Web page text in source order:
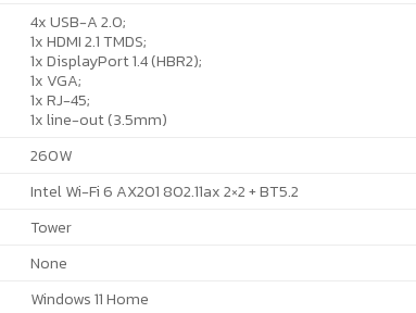
4x USB-A 2.0;
1x HDMI 2.1 TMDS;
1x DisplayPort 1.4 (HBR2);
1x VGA;
1x RJ-45;
1x line-out (3.5mm)
260W
Intel Wi-Fi 6 AX201 802.11ax 2×2 + BT5.2
Tower
None
Windows 11 Home